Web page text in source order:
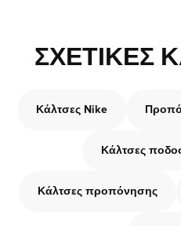
ΣΧΕΤΙΚΈΣ
Κάλτσες Nike
Κάλτσες
Κάλτσες προπόνησης